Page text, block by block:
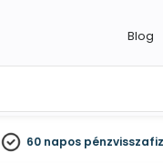
Blog
60 napos